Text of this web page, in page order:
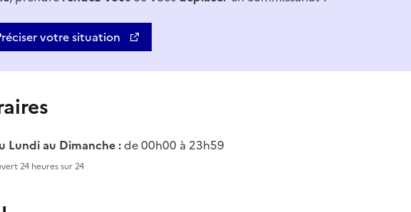
votre situation
Lundi au Dimanche :de 00h00 à 23h59
24 heures sur 24